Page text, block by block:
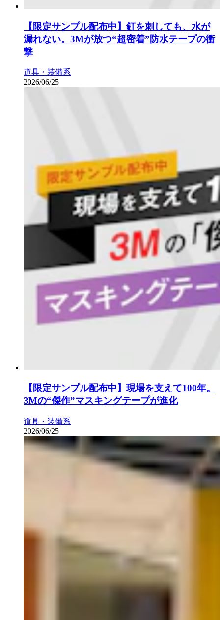
【限定サンプル配布中】釘を刺しても、水が
漏れない。3Mが放つ“超密着”防水テープの衝
撃
道具・装備系
2026/06/25
【限定サンプル配布中】現場を支えて100年。
3Mの“傑作”マスキングテープが進化
道具・装備系
2026/06/25